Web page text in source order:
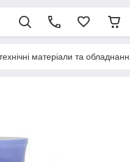
матеріали та